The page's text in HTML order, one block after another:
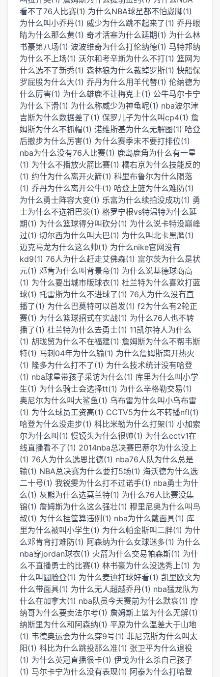
看不了76人比赛(1) 为什么NBA球星都不怕崴脚(1)
为什么叫小乔丹(1) 威少为什么跳不起来了(1) 乔丹眼
睛为什么那么黄(1) 奇才活塞为什么延期(1) 为什么林
书豪第八场(1) 波波维奇为什么打伦纳德(1) 马特邦纳
为什么不上场(1) 沃尔和考辛斯为什么不打(1) 篮网为
什么选不了新秀(1) 森林狼为什么裁掉罗斯(1) 快船保
罗屁股为什么大(1) 乔丹为什么用羊代替(1) 伦纳德为
什么厉害(1) 为什么雄鹿不让梅克上(1) 公牛马尔卡宁
为什么下滑(1) 为什么称威少为神龟呢(1) nba波尔津
吉斯为什么数据差了(1) 保罗儿子为什么叫cp4(1) 詹
姆斯为什么不抓帽(1) 诺维斯基为什么无解图(1) 哈登
后撤步为什么厉害(1) 为什么赛季末不要打排位(1)
nba为什么没有76人比赛(1) 鹿岛鹿角为什么有一星
(1) 为什么不播放火箭比赛(1) 橘右京为什么技能反的
(1) 约什为什么离开火箭(1) 科里布鲁尔为什么陨落
(1) 乔丹为什么离开公牛(1) 哈登上篮为什么难防(1)
为什么勇士阵容大变(1) 乐富为什么续拍没成功(1) 勇
士为什么不选祖巴茨(1) 格罗宁根vs特温特为什么延
期(1) 为什么篮球得分叫砍分(1) 为什么说卡特没巅峰
过(1) 切尔西为什么叫大巴(1) 为什么叫北卡黑鹰(1)
迈克马龙为什么这么帅(1) 为什么nike官网没有
kd9(1) 76人为什么赶走艾佛森(1) 富尔茨为什么是状
元(1) 邓肯为什么叫背景帝(1) 为什么说基德球商高
(1) 为什么要出城市版球衣(1) 杜兰特为什么喜欢打蓝
球(1) 托雷斯为什么不进球了(1) 76人为什么没有直
播了(1) 为什么巴莫特可以首发(1) f2为什么有2轮正
赛(1) 为什么篮球招式在实战(1) 为什么76人也不转
播了(1) 杜兰特为什么去勇士(1) 11凯尔特人为什么
(1) 胡珑贸为什么不在福建(1) 詹姆斯为什么不帮韦斯
特(1) 马刺04年为什么输(1) 为什么詹姆斯离开热火
(1) 隆多为什么打不了(1) 为什么技术统计没有哈登
(1) nba球星带孩子采访为什么(1) 库里为什么叫小学
生(1) 为什么骑士会选择tt(1) 为什么辛格勒交易(1)
奥尼尔为什么叫大鲨鱼(1) 乌布雷为什么叫小乌布雷
(1) 为什么球员工资高(1) CCTV5为什么不转播nfl(1)
哈登为什么没走步(1) 科比米勒为什么打架(1) 小加索
尔为什么叫(1) 慢镜头为什么很帅(1) 为什么cctv1在
线直播看不了(1) 2014nba总决赛巴蒂尔为什么没上
(1) 76人为什么选恩比德(1) nba76人队为什么总是
输(1) NBA总决赛为什么要打5场(1) 海沃德为什么选
二十号(1) 我锐雯为什么打不过诺手(1) nba勇士为什
么(1) 灰熊为什么选莫兰特(1) 为什么76人比赛没集
锦(1) 詹姆斯为什么这么强壮(1) 穆里尼奥为什么叫鸟
叔(1) 为什么挂筐算违例(1) nba为什么戴面具(1) 库
里为什么被叫小学生(1) 为什么帕金斯叫二胖(1) 为什
么邓肯背打难防(1) 阿森纳为什么女球迷多(1) 为什么
nba穿jordan球衣(1) 火箭为什么交易帕森斯(1) 为什
么不直播勇士的比赛(1) 林书豪为什么没选秀上(1) 为
什么叫圆脸登(1) 为什么麦迪打球好看(1) 凯里欧文为
什么带面具(1) 为什么无人超越乔丹(1) nba猛龙队为
什么在加拿大(1) nba队员今天赛前为什么默哀(1) 摩
纳哥为什么要卖法尔考(1) 詹姆斯上篮为什么无解(1)
纳斯里为什么和阿森纳(1) 平原为什么温差大于山地
(1) 韦德奥运会为什么穿9号(1) 菲尼克斯为什么叫太
阳(1) 科比为什么跳投那么准(1) 张卫平为什么退役
(1) 为什么英冠直播很卡(1) 伊戈为什么杀自己孩子
(1) 马尔卡宁为什么没有表现(1) 阿泰为什么打哈登